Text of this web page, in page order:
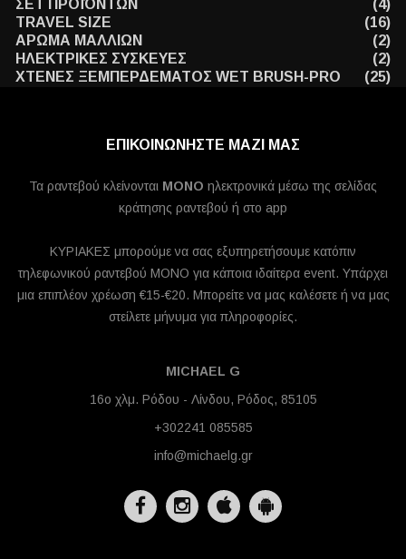
ΣΕΤ ΠΡΟΪΌΝΤΩΝ
(4)
TRAVEL SIZE
(16)
ΑΡΩΜΑ ΜΑΛΛΙΩΝ
(2)
ΗΛΕΚΤΡΙΚΕΣ ΣΥΣΚΕΥΕΣ
(2)
ΧΤΕΝΕΣ ΞΕΜΠΕΡΔΕΜΑΤΟΣ WET BRUSH-PRO
(25)
ΕΠΙΚΟΙΝΩΝΗΣΤΕ ΜΑΖΙ ΜΑΣ
Τα ραντεβού κλείνονται MONO ηλεκτρονικά μέσω της σελίδας
κράτησης ραντεβού ή στο app
ΚΥΡΙΑΚΕΣ μπορούμε να σας εξυπηρετήσουμε κατόπιν
τηλεφωνικού ραντεβού ΜΟΝΟ για κάποια ιδαίτερα event. Υπάρχει
μια επιπλέον χρέωση €15-€20. Μπορείτε να μας καλέσετε ή να μας
στείλετε μήνυμα για πληροφορίες.
MICHAEL G
16ο χλμ. Ρόδου - Λίνδου, Ρόδος, 85105
+302241 085585
info@michaelg.gr